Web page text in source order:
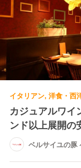
カジュアルワイ
ンド以上展開の
ベルサイユの豚